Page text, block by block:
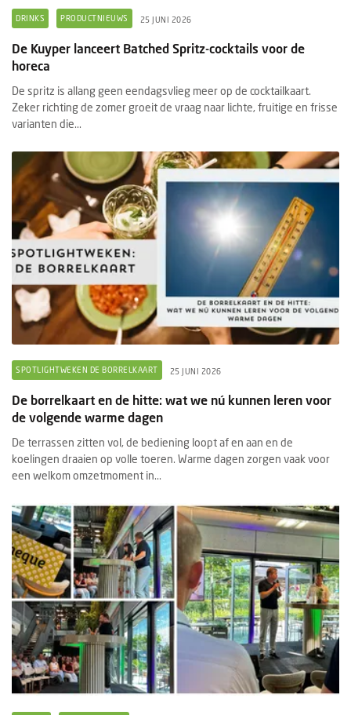
DRINKS PRODUCTNIEUWS 25 JUNI 2026
De Kuyper lanceert Batched Spritz-cocktails voor de
horeca
De spritz is allang geen eendagsvlieg meer op de cocktailkaart.
Zeker richting de zomer groeit de vraag naar lichte, fruitige en frisse
varianten die...
SPOTLIGHTWEKEN DE BORRELKAART 25 JUNI 2026
De borrelkaart en de hitte: wat we nú kunnen leren voor
de volgende warme dagen
De terrassen zitten vol, de bediening loopt af en aan en de
koelingen draaien op volle toeren. Warme dagen zorgen vaak voor
een welkom omzetmoment in...